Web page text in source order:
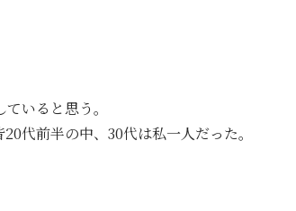
いると思う。
代前半の中、30代は私一人だった。